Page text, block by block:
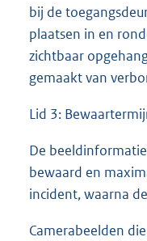
bij de
plaatsen in en
zichtbaar
gemaakt van
Lid 3:
De
bewaard en
incident, waarna
Camerabeelden